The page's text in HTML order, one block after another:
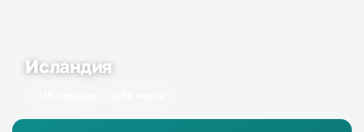
Исландия